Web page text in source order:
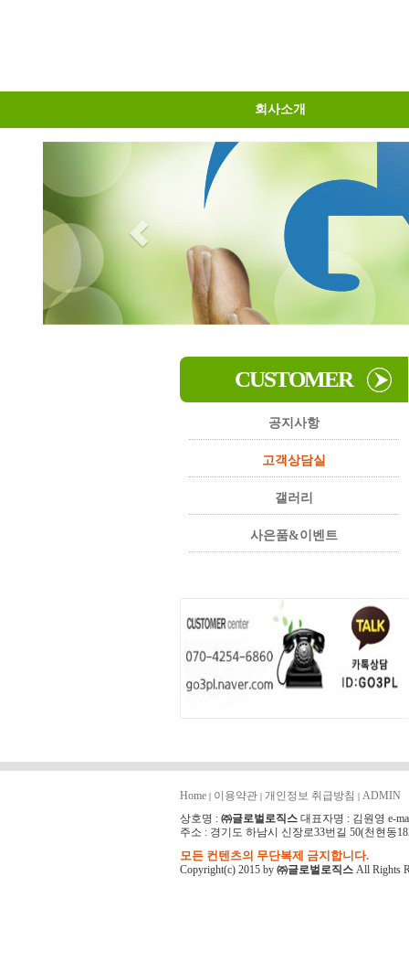
회사소개
인사말
물류센터소개
오시는길
CUSTOMER
공지사항
고객상담실
갤러리
사은품&이벤트
Home| 이용약관| 개인정보 취급방침 | ADMIN
상호명 : ㈜글로벌로직스 대표자명 : 김원영 e-
주소 : 경기도 하남시 신장로33번길 50(천현동
모든 컨텐츠의 무단복제 금지합니다.
Copyright(c) 2015 by ㈜글로벌로직스All Rights